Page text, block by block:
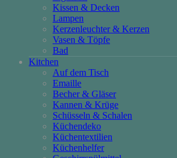
Kissen & Decken
Lampen
Kerzenleuchter & Kerzen
Vasen & Töpfe
Bad
Kitchen
Auf dem Tisch
Emaille
Becher & Gläser
Kannen & Krüge
Schüsseln & Schalen
Küchendeko
Küchentextilien
Küchenhelfer